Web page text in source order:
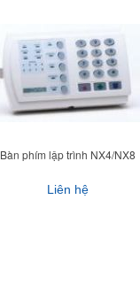
Bàn phím lập trình NX4/NX8
Liên hệ